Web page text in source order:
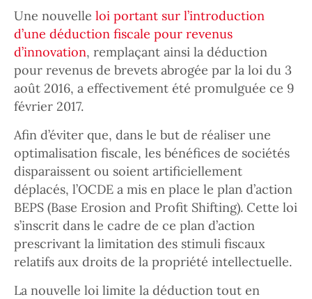
Une nouvelle loi portant sur l’introduction
d’une déduction fiscale pour revenus
d’innovation, remplaçant ainsi la déduction
pour revenus de brevets abrogée par la loi du 3
août 2016, a effectivement été promulguée ce 9
février 2017.
Afin d’éviter que, dans le but de réaliser une
optimalisation fiscale, les bénéfices de sociétés
disparaissent ou soient artificiellement
déplacés, l’OCDE a mis en place le plan d’action
BEPS (Base Erosion and Profit Shifting). Cette loi
s’inscrit dans le cadre de ce plan d’action
prescrivant la limitation des stimuli fiscaux
relatifs aux droits de la propriété intellectuelle.
La nouvelle loi limite la déduction tout en